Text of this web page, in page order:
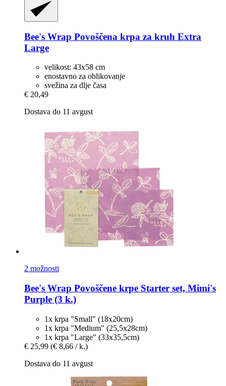
Bee's Wrap Povoščena krpa za kruh Extra
Large
velikost: 43x58 cm
enostavno za oblikovanje
svežina za dlje časa
€ 20,49
Dostava do 11 avgust
2 možnosti
Bee's Wrap Povoščene krpe Starter set, Mimi's
Purple (3 k.)
1x krpa "Small" (18x20cm)
1x krpa "Medium" (25,5x28cm)
1x krpa "Large" (33x35,5cm)
€ 25,99 (€ 8,66 / k.)
Dostava do 11 avgust